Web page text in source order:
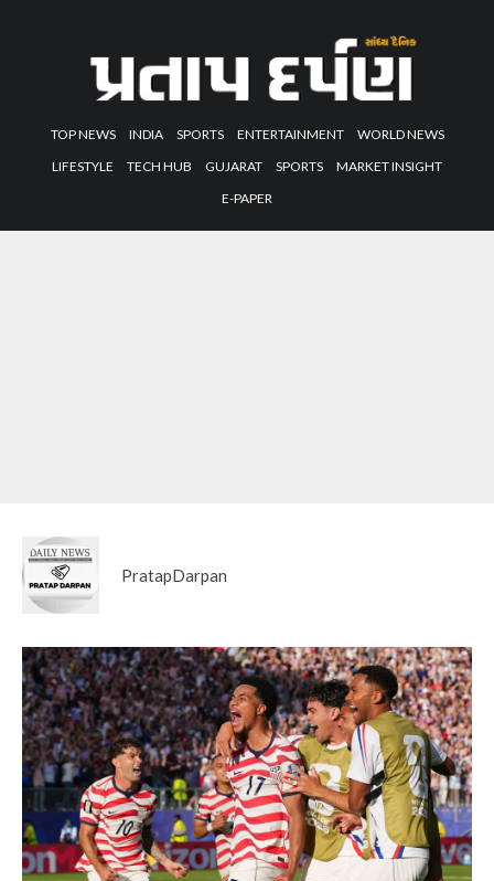
TOP NEWS INDIA SPORTS ENTERTAINMENT
WORLD NEWS
LIFESTYLE
TECH HUB GUJARAT SPORTS
MARKET INSIGHT
E-PAPER
PratapDarpan